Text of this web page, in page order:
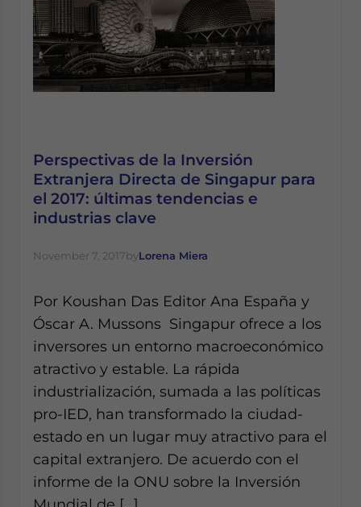
Perspectivas de la Inversión
Extranjera Directa de Singapur para
el 2017: últimas tendencias e
industrias clave
November 7, 2017byLorena Miera
Por Koushan Das Editor Ana España y
Óscar A. Mussons Singapur ofrece a los
inversores un entorno macroeconómico
atractivo y estable. La rápida
industrialización, sumada a las políticas
pro-IED, han transformado la ciudad-
estado en un lugar muy atractivo para el
capital extranjero. De acuerdo con el
informe de la ONU sobre la Inversión